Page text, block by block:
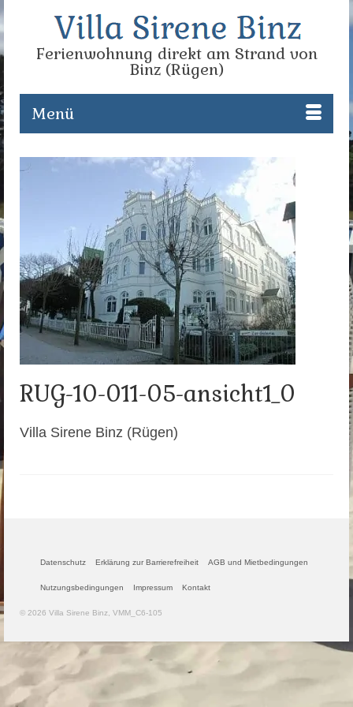
Ferienwohnung direkt am Strand von
Binz (Rügen)
Menü
RUG-10-011-05-ansicht1_0
Villa Sirene Binz (Rügen)
Datenschutz Erklärung zur Barrierefreiheit AGB und Mietbedingungen
Nutzungsbedingungen Impressum Kontakt
© 2026 Villa Sirene Binz, VMM_C6-105